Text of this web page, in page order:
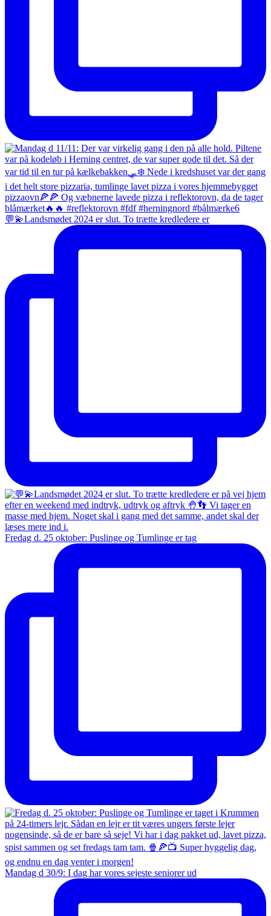
💬💫Landsmødet 2024 er slut. To trætte kredledere er
Fredag d. 25 oktober: Puslinge og Tumlinge er tag
Mandag d 30/9: I dag har vores sejeste seniorer ud